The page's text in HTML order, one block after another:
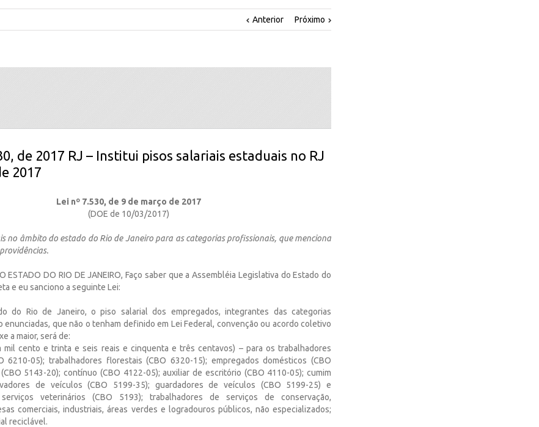
Anterior Próximo
de 2017 RJ – Institui pisos salariais estaduais no RJ
2017
Lei nº 7.530, de 9 de março de 2017
(DOE de 10/03/2017)
no âmbito do estado do Rio de Janeiro para as categorias profissionais, que menciona
ESTADO DO RIO DE JANEIRO, Faço saber que a Assembléia Legislativa do Estado do
e eu sanciono a seguinte Lei:
do Rio de Janeiro, o piso salarial dos empregados, integrantes das categorias
enunciadas, que não o tenham definido em Lei Federal, convenção ou acordo coletivo
a maior, será de:
mil cento e trinta e seis reais e cinquenta e três centavos) – para os trabalhadores
6210-05); trabalhadores florestais (CBO 6320-15); empregados domésticos (CBO
5143-20); contínuo (CBO 4122-05); auxiliar de escritório (CBO 4110-05); cumim
de veículos (CBO 5199-35); guardadores de veículos (CBO 5199-25) e
veterinários (CBO 5193); trabalhadores de serviços de conservação,
comerciais, industriais, áreas verdes e logradouros públicos, não especializados;
reciclável.